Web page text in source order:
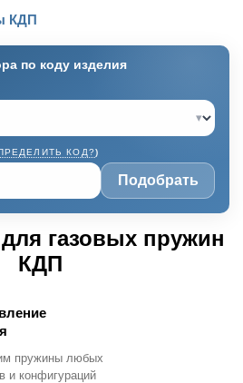
КДП
по коду изделия
▾
КОД?)
Подобрать
газовых пружин
КДП
пружины любых
и конфигураций